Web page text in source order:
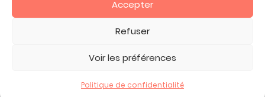
Accepter
Refuser
Voir les préférences
Politique de confidentialité
CGV
Politique de Confidentialité